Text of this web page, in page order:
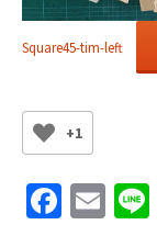
Square45-tim-left
+1
Fa E